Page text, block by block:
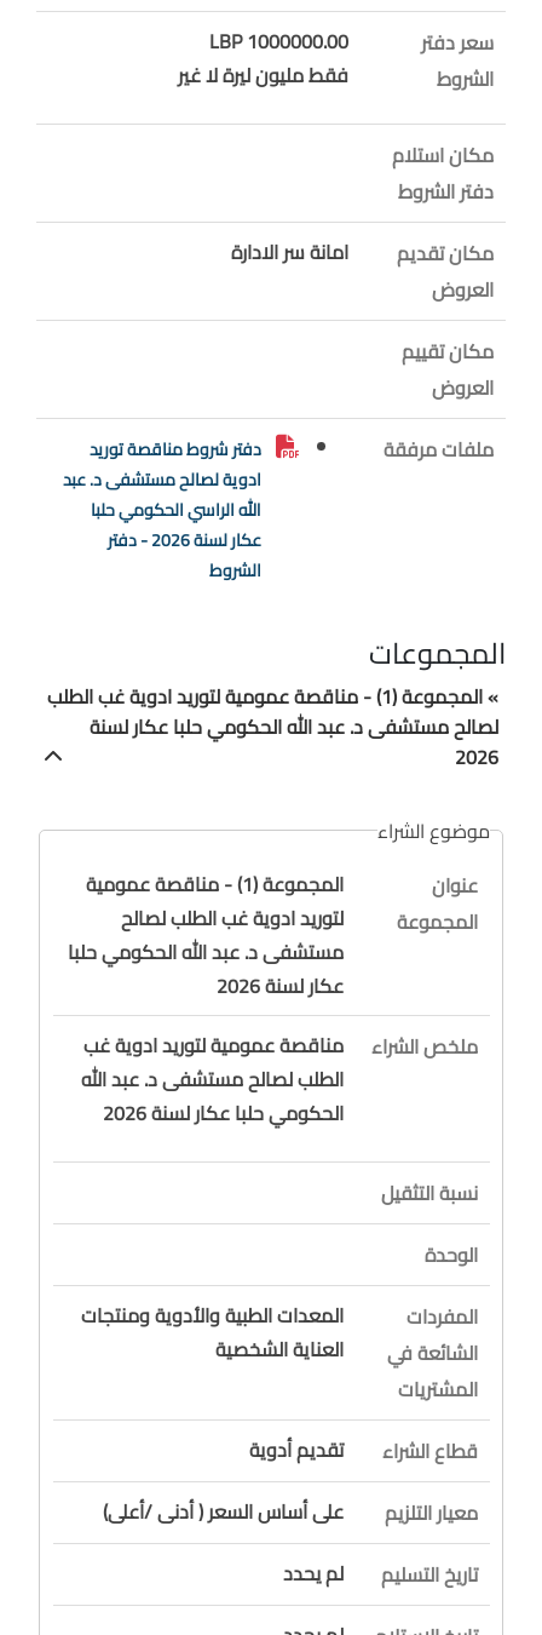
سعر دفتر
الشروط
1000000.00 LBP
فقط مليون ليرة لا غير
مكان استلام
دفتر الشروط
مكان تقديم
العروض
امانة سر الادارة
مكان تقييم
العروض
ملفات مرفقة
دفتر شروط مناقصة توريد
ادوية لصالح مستشفى د. عبد
الله الراسي الحكومي حلبا
عكار لسنة 2026 - دفتر
الشروط
المجموعات
» المجموعة (1) - مناقصة عمومية لتوريد ادوية غب الطلب
لصالح مستشفى د. عبد الله الحكومي حلبا عكار لسنة
2026
موضوع الشراء
عنوان
المجموعة
المجموعة (1) - مناقصة عمومية
لتوريد ادوية غب الطلب لصالح
مستشفى د. عبد الله الحكومي حلبا
عكار لسنة 2026
ملخص الشراء
مناقصة عمومية لتوريد ادوية غب
الطلب لصالح مستشفى د. عبد الله
الحكومي حلبا عكار لسنة 2026
نسبة التثقيل
الوحدة
المفردات
الشائعة في
المشتريات
المعدات الطبية والأدوية ومنتجات
العناية الشخصية
قطاع الشراء
تقديم أدوية
معيار التلزيم
على أساس السعر ( أدنى /أعلى)
تاريخ التسليم
لم يحدد